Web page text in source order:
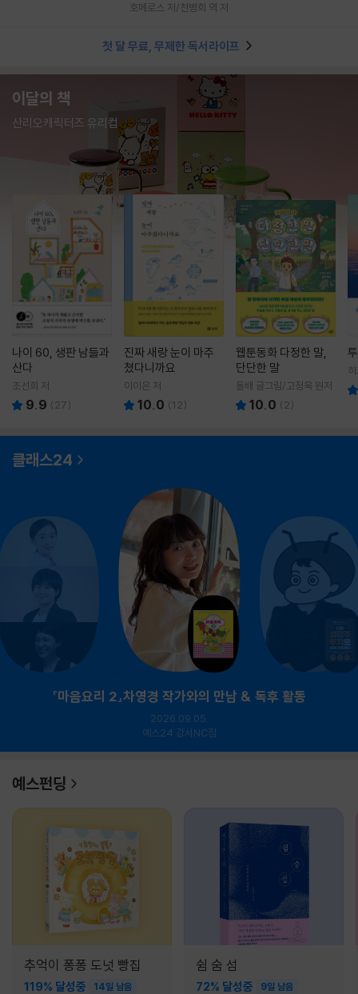
호메로스 저/천병희 역 저
첫 달 무료, 무제한 독서라이프
이달의 책
산리오캐릭터즈 유리컵
나이 60, 생판 남들과
산다
조선희 저
9.9 ( 27)
진짜 새랑 눈이 마주
쳤다니까요
이이은 저
10.0 (12)
웹툰동화 다정한 말,
단단한 말
돌배 글그림/고정욱 원저
10.0 ( 2)
클래스24
『마음요리 2』차영경 작가와의 만남 & 독후 활동
2026.09.05.
예스24 강서NC점
예스펀딩
추억이 퐁퐁 도넛 빵집
119% 달성중 14일 남음
쉼 숨 섬
72% 달성중 9일 남음